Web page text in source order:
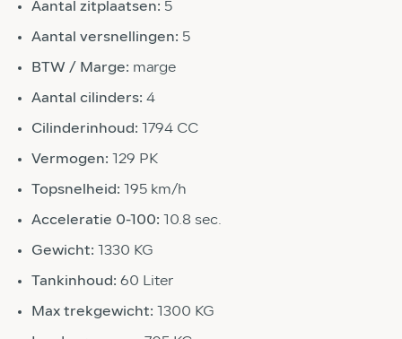
Aantal zitplaatsen: 5
Aantal versnellingen: 5
BTW / Marge: marge
Aantal cilinders: 4
Cilinderinhoud: 1794 CC
Vermogen: 129 PK
Topsnelheid: 195 km/h
Acceleratie 0-100: 10.8 sec.
Gewicht: 1330 KG
Tankinhoud: 60 Liter
Max trekgewicht: 1300 KG